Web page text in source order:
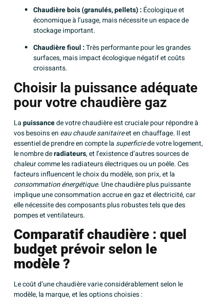
Chaudière bois (granulés, pellets) : Écologique et
économique à l’usage, mais nécessite un espace de
stockage important.
Chaudière fioul :Très performante pour les grandes
surfaces, mais impact écologique négatif et coûts
croissants.
Choisir la puissance adéquate
pour votre chaudière gaz
Lapuissancede votre chaudière est cruciale pour répondre à
vos besoins en eau chaude sanitaireet en chauffage. Il est
essentiel de prendre en compte la superficiede votre logement,
le nombre deradiateurs, et l’existence d’autres sources de
chaleur comme les radiateurs électriques ou un poêle. Ces
facteurs influencent le choix du modèle, son prix, et la
consommation énergétique. Une chaudière plus puissante
implique une consommation accrue en gaz et électricité, car
elle nécessite des composants plus robustes tels que des
pompes et ventilateurs.
Comparatif chaudière : quel
budget prévoir selon le
modèle ?
Le coût d’une chaudière varie considérablement selon le
modèle, la marque, et les options choisies :